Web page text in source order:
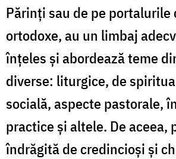
Părinţi sau de pe portalurile
ortodoxe, au un limbaj
înţeles şi abordează teme
diverse: liturgice, de
socială, aspecte pastorale,
practice şi altele. De aceea,
îndrăgită de credincioşi şi